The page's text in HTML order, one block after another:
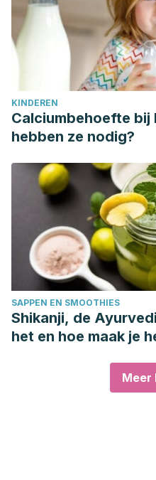
KINDEREN
Calciumbehoefte bij
hebben ze nodig?
SAPPEN EN SMOOTHIES
Shikanji, de
het en hoe maak je
Meer